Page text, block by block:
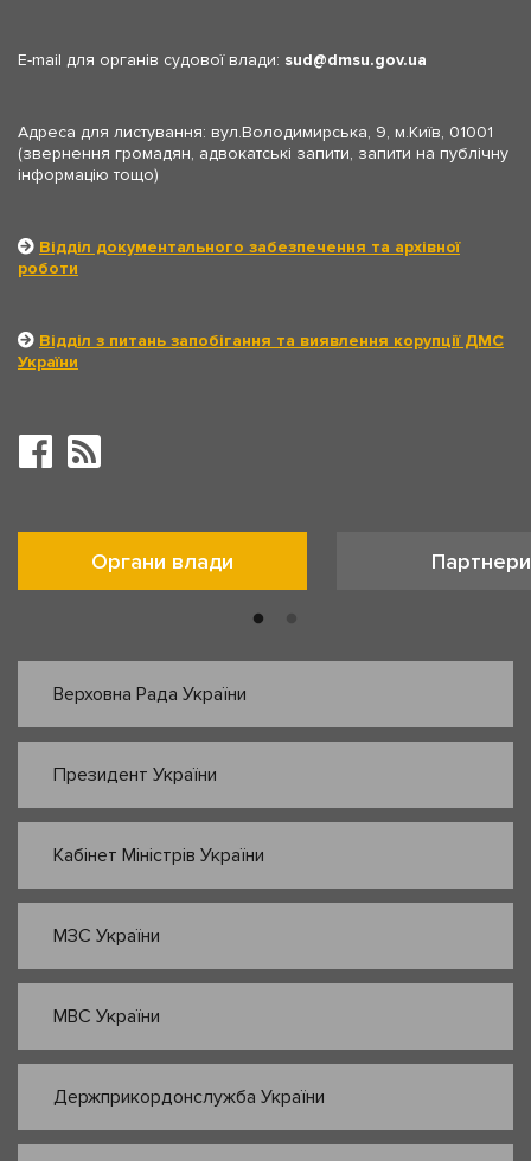
E-mail для органів судової влади: sud dmsu.gov.ua
Адреса для листування: вул.Володимирська, 9, м.Київ, 01001
(звернення громадян, адвокатські запити, запити на публічну
інформацію тощо)
Відділ документального забезпечення та архівної
роботи
Відділ з питань запобігання та виявлення корупції ДМС
України
Органи влади Партнери
Верховна Рада України
Президент України
Кабінет Міністрів України
МЗС України
МВС України
Держприкордонслужба України